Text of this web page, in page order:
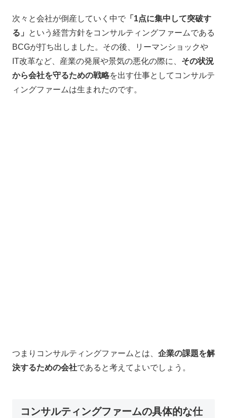
次々と会社が倒産していく中で 「1点に集中して突破す
る」
という経営方針をコンサルティングファームである
BCGが打ち出しました。その後、リーマンショックや
IT改革など、産業の発展や景気の悪化の際に、 その状況
から会社を守るための戦略を出す仕事としてコンサルテ
ィングファームは生まれたのです。
つまりコンサルティングファームとは、 企業の課題を解
決するための会社であると考えてよいでしょう。
コンサルティングファームの具体的な仕